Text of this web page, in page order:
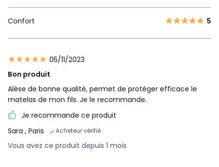
Confort 5
05/11/2023
Bon produit
Alèse de bonne qualité, permet de protéger efficace le
matelas de mon fils. Je le recommande.
Je recommande ce produit
Sara , Paris Acheteur vérifié
Vous avez ce produit depuis 1 mois